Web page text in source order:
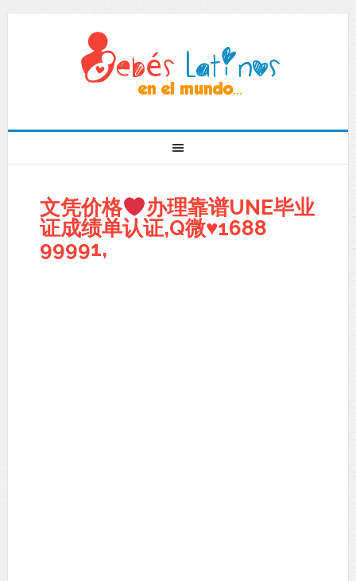
文凭价格
办理靠谱UNE毕业
证成绩单认证,Q微♥1688
99991,